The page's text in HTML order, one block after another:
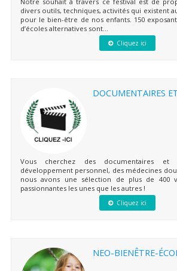
divers outils, techniques, activités qui existent
pour le bien-être de nos enfants. 150
d’écoles alternatives sont...
Cliquez ici
DOCUMENTAIRES
Vous cherchez des documentaires
développement personnel, des médecines
nous avons une sélection de plus de 400
passionnantes les unes que les autres !
Cliquez ici
NEO-BIENÊTRE-